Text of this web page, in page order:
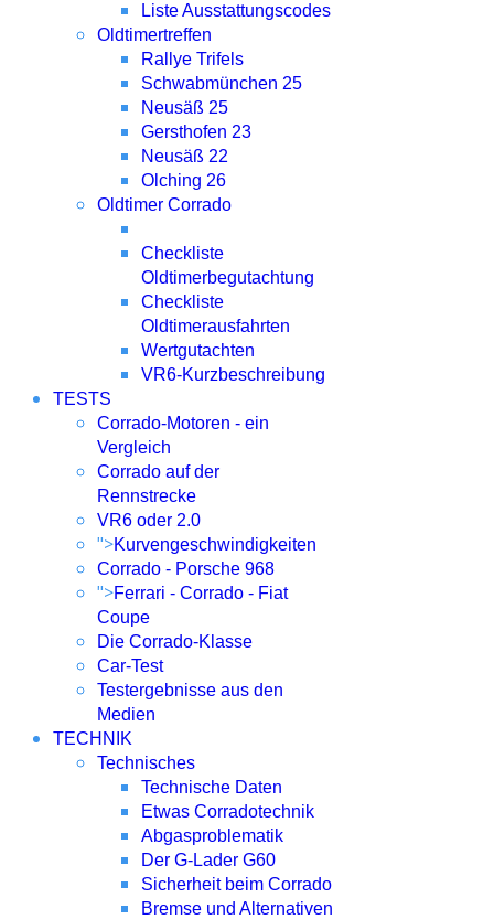
Liste Ausstattungscodes
Oldtimertreffen
Rallye Trifels
Schwabmünchen 25
Neusäß 25
Gersthofen 23
Neusäß 22
Olching 26
Oldtimer Corrado
Checkliste
Oldtimerbegutachtung
Checkliste
Oldtimerausfahrten
Wertgutachten
VR6-Kurzbeschreibung
TESTS
Corrado-Motoren - ein
Vergleich
Corrado auf der
Rennstrecke
VR6 oder 2.0
">Kurvengeschwindigkeiten
Corrado - Porsche 968
">Ferrari - Corrado - Fiat
Coupe
Die Corrado-Klasse
Car-Test
Testergebnisse aus den
Medien
TECHNIK
Technisches
Technische Daten
Etwas Corradotechnik
Abgasproblematik
Der G-Lader G60
Sicherheit beim Corrado
Bremse und Alternativen